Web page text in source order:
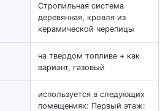
Стропильная система
деревянная, кровля из
керамической черепицы
на твердом топливе + как
вариант, газовый
используется в следующих
помещениях: Первый этаж: